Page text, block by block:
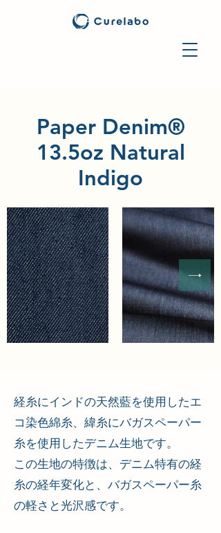
Paper Denim®
13.5oz Natural
Indigo
経糸にインドの天然藍を使用したエ
コ染色綿糸、緯糸にバガスペーパー
糸を使用したデニム生地です。
この生地の特徴は、デニム特有の経
糸の経年変化と、バガスペーパー糸
の軽さと光沢感です。